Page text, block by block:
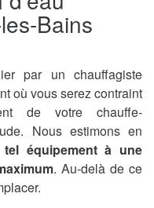
Bains
par un chauffagiste
où vous serez contraint
de votre chauffe-
Nous estimons en
équipement à une
. Au-delà de ce